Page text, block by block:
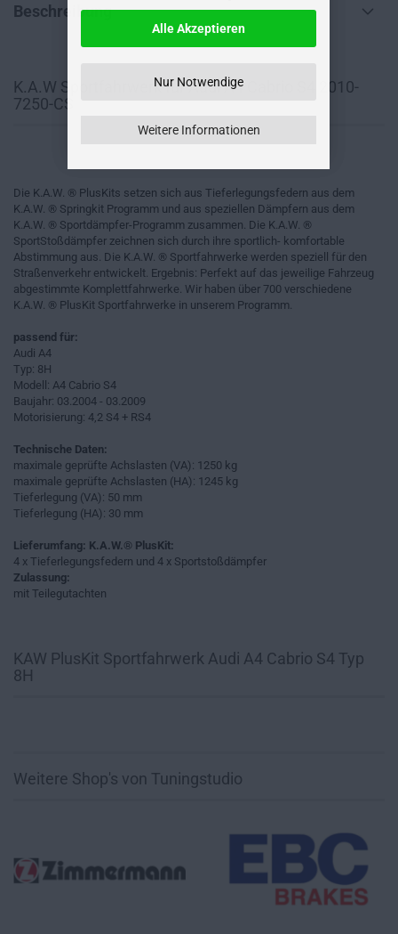
Alle Akzeptieren
Nur Notwendige
Weitere Informationen
Beschreibung
K.A.W Sportfahrwerk für Audi A4 Cabrio S4 2010-
7250-CS
Die K.A.W. ® PlusKits setzen sich aus Tieferlegungsfedern aus dem
K.A.W. ® Springkit Programm und aus speziellen Dämpfern aus dem
K.A.W. ® Sportdämpfer-Programm zusammen. Die K.A.W. ®
SportStoßdämpfer zeichnen sich durch ihre sportlich- komfortable
Abstimmung aus. Die K.A.W. ® Sportfahrwerke werden speziell für den
Straßenverkehr entwickelt. Ergebnis: Perfekt auf das jeweilige Fahrzeug
abgestimmte Komplettfahrwerke. Wir haben über 700 verschiedene
K.A.W. ® PlusKit Sportfahrwerke in unserem Programm.
passend für:
Audi A4
Typ: 8H
Modell: A4 Cabrio S4
Baujahr: 03.2004 - 03.2009
Motorisierung: 4,2 S4 + RS4
Technische Daten:
maximale geprüfte Achslasten (VA): 1250 kg
maximale geprüfte Achslasten (HA): 1245 kg
Tieferlegung (VA): 50 mm
Tieferlegung (HA): 30 mm
Lieferumfang: K.A.W.® PlusKit:
4 x Tieferlegungsfedern und 4 x Sportstoßdämpfer
Zulassung:
mit Teilegutachten
KAW PlusKit Sportfahrwerk Audi A4 Cabrio S4 Typ
8H
Weitere Shop's von Tuningstudio